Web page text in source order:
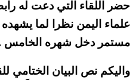
حضر اللقاء التي دعت له
علماء اليمن نظرا لما
مستمر دخل شهره الخامس
واليكم نص البيان الختامي